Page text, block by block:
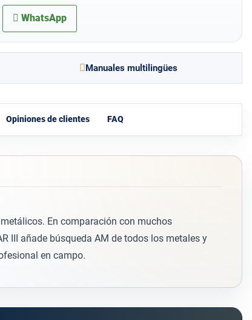
WhatsApp
Manuales multilingües
Opiniones de clientes FAQ
En comparación con muchos
III añade búsqueda AM de todos los metales y
en campo.